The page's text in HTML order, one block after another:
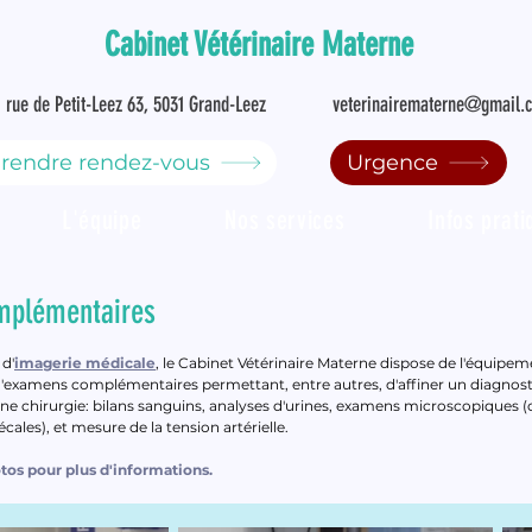
Cabinet Vétérinaire Materne
rue de Petit-Leez 63, 5031 Grand-Leez
rendez-vous Urgence
imagerie médicale, le Cabinet Vétérinaire Materne dispose de
complémentaires permettant, entre autres, d'affiner un
chirurgie: bilans sanguins, analyses d'urines, examens microscopiques
et mesure de la tension artérielle.
pour plus d'informations.